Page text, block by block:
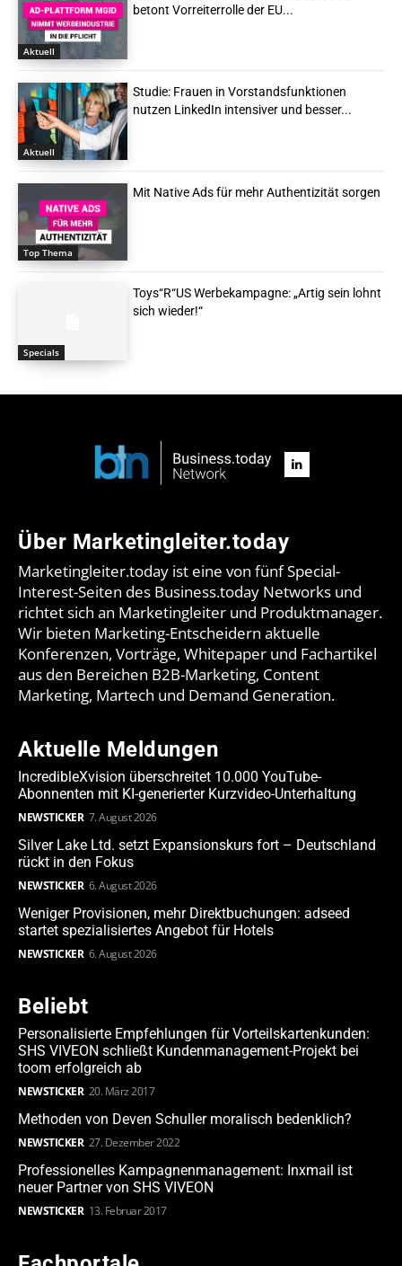
Aktuell
betont Vorreiterrolle der EU...
Aktuell
Studie: Frauen in Vorstandsfunktionen
nutzen LinkedIn intensiver und besser...
Top Thema
Mit Native Ads für mehr Authentizität sorgen
Specials
Toys“R“US Werbekampagne: „Artig sein lohnt
sich wieder!“
Über Marketingleiter.today
Marketingleiter.today ist eine von fünf Special-
Interest-Seiten des Business.today Networks und
richtet sich an Marketingleiter und Produktmanager.
Wir bieten Marketing-Entscheidern aktuelle
Konferenzen, Vorträge, Whitepaper und Fachartikel
aus den Bereichen B2B-Marketing, Content
Marketing, Martech und Demand Generation.
Aktuelle Meldungen
IncredibleXvision überschreitet 10.000 YouTube-
Abonnenten mit KI-generierter Kurzvideo-Unterhaltung
NEWSTICKER 7. August 2026
Silver Lake Ltd. setzt Expansionskurs fort – Deutschland
rückt in den Fokus
NEWSTICKER 6. August 2026
Weniger Provisionen, mehr Direktbuchungen: adseed
startet spezialisiertes Angebot für Hotels
NEWSTICKER 6. August 2026
Beliebt
Personalisierte Empfehlungen für Vorteilskartenkunden:
SHS VIVEON schließt Kundenmanagement-Projekt bei
toom erfolgreich ab
NEWSTICKER 20. März 2017
Methoden von Deven Schuller moralisch bedenklich?
NEWSTICKER 27. Dezember 2022
Professionelles Kampagnenmanagement: Inxmail ist
neuer Partner von SHS VIVEON
NEWSTICKER 13. Februar 2017